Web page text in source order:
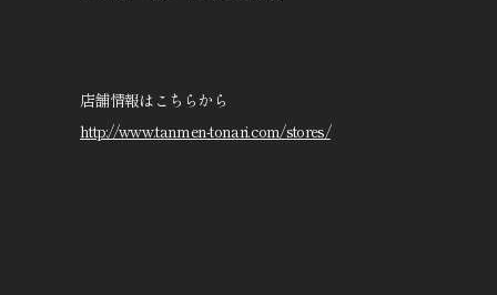
店舗情報はこちらから
http://www.tanmen-tonari.com/stores/